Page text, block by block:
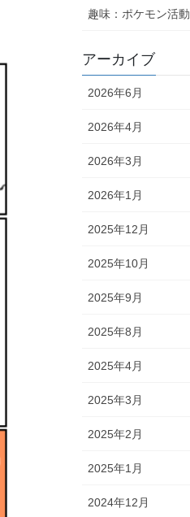
趣味：ポケモン活動
アーカイブ
2026年6月
2026年4月
2026年3月
2026年1月
2025年12月
2025年10月
2025年9月
2025年8月
2025年4月
2025年3月
2025年2月
2025年1月
2024年12月